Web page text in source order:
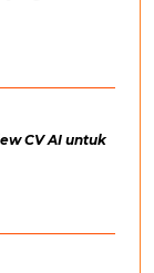
CV AI untuk